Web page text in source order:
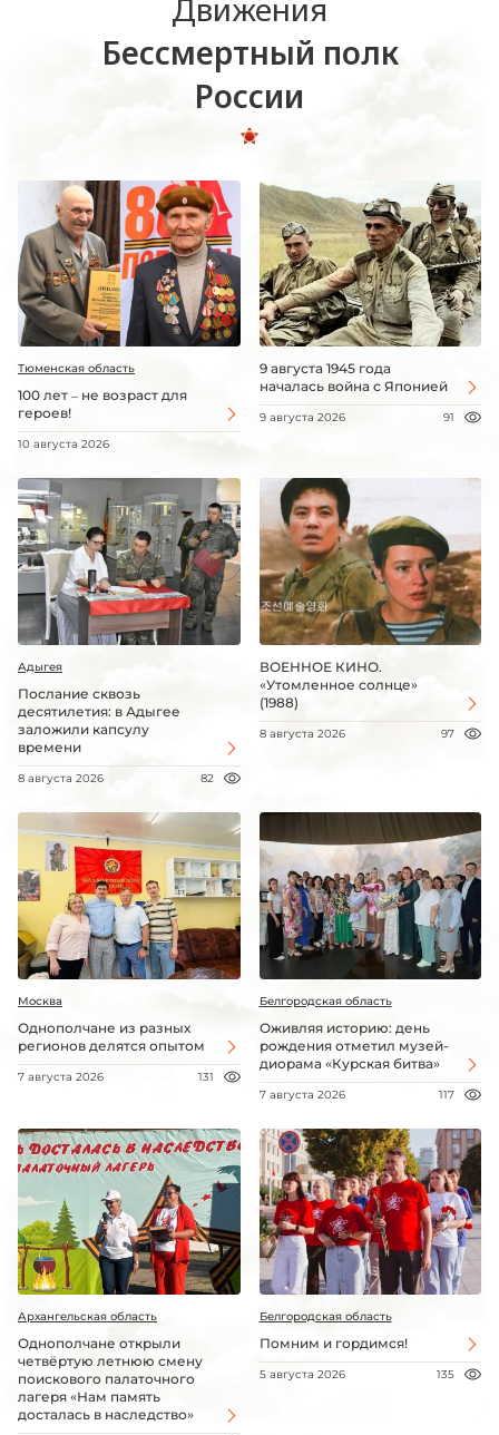
Движения
Бессмертный полк
России
Тюменская область
100 лет – не возраст для
героев!
10 августа 2026
9 августа 1945 года
началась война с Японией
9 августа 2026 91
Адыгея
Послание сквозь
десятилетия: в Адыгее
заложили капсулу
времени
8 августа 2026 82
ВОЕННОЕ КИНО.
«Утомленное солнце»
(1988)
8 августа 2026 97
Москва
Однополчане из разных
регионов делятся опытом
7 августа 2026 131
Белгородская область
Оживляя историю: день
рождения отметил музей-
диорама «Курская битва»
7 августа 2026 117
Архангельская область
Однополчане открыли
четвёртую летнюю смену
поискового палаточного
лагеря «Нам память
досталась в наследство»
Белгородская область
Помним и гордимся!
5 августа 2026 135